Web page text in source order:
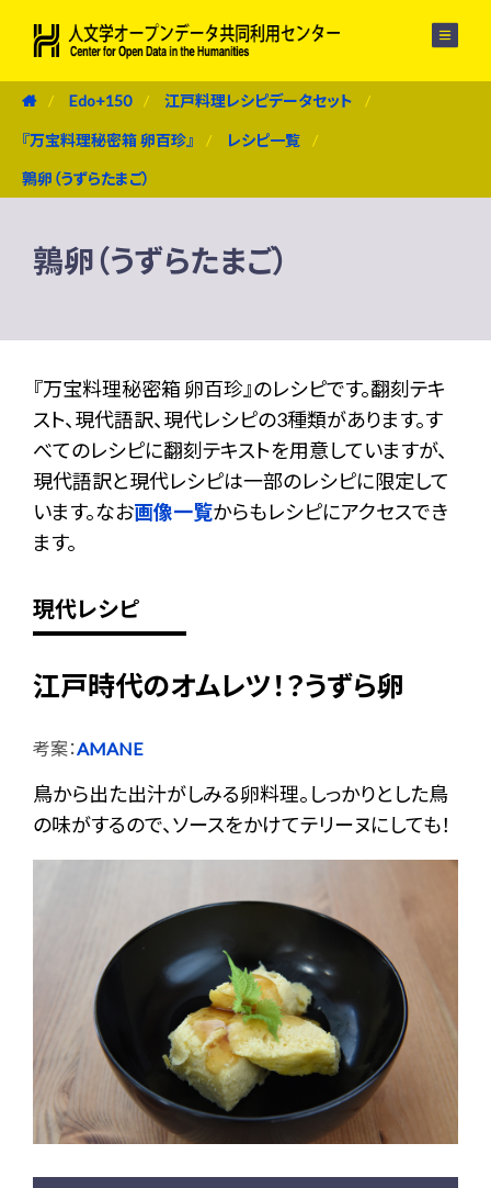
Edo+150 江戸料理レシピデータセット
『万宝料理秘密箱 卵百珍』 レシピ一覧
鶉卵（うずらたまご）
鶉卵（うずらたまご）
『万宝料理秘密箱 卵百珍』のレシピです。翻刻テキ
スト、現代語訳、現代レシピの3種類があります。す
べてのレシピに翻刻テキストを用意していますが、
現代語訳と現代レシピは一部のレシピに限定して
います。なお画像一覧からもレシピにアクセスでき
ます。
現代レシピ
江戸時代のオムレツ！？うずら卵
考案：AMANE
鳥から出た出汁がしみる卵料理。しっかりとした鳥
の味がするので、ソースをかけてテリーヌにしても！